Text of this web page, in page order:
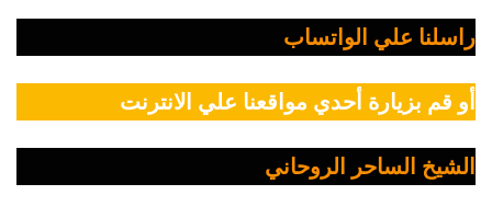
راسلنا علي الواتساب
أو قم بزيارة أحدي مواقعنا علي الانترنت
الشيخ الساحر الروحاني